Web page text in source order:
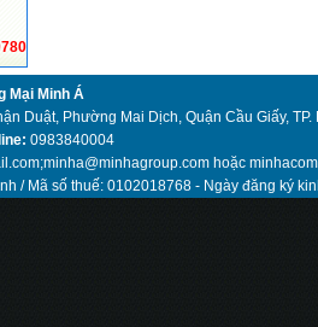
Mại Minh Á
Duật, Phường Mai Dịch, Quận Cầu Giấy, TP.
0983840004
hoặc
/ Mã số thuế: 0102018768 - Ngày đăng ký